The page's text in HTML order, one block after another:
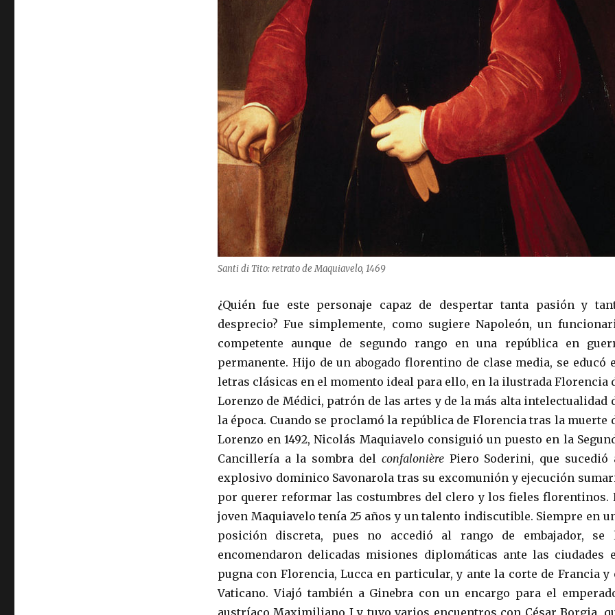
Santi di Tito: retrato de Maquiavelo, 1469
¿Quién fue este personaje capaz de despertar tanta pasión y
desprecio? Fue simplemente, como sugiere Napoleón, un
competente aunque de segundo rango en una república en
permanente. Hijo de un abogado florentino de clase media, se educó
letras clásicas en el momento ideal para ello, en la ilustrada Florencia
Lorenzo de Médici, patrón de las artes y de la más alta intelectualidad
la época. Cuando se proclamó la república de Florencia tras la muerte
Lorenzo en 1492, Nicolás Maquiavelo consiguió un puesto en la
Cancillería a la sombra del confalonièrePiero Soderini, que sucedió
explosivo dominico Savonarola tras su excomunión y ejecución
por querer reformar las costumbres del clero y los fieles florentinos.
joven Maquiavelo tenía 25 años y un talento indiscutible. Siempre en
posición discreta, pues no accedió al rango de embajador, se
encomendaron delicadas misiones diplomáticas ante las ciudades
pugna con Florencia, Lucca en particular, y ante la corte de Francia y
Vaticano. Viajó también a Ginebra con un encargo para el
austríaco Maximiliano I y tuvo varios encuentros con César Borgia,